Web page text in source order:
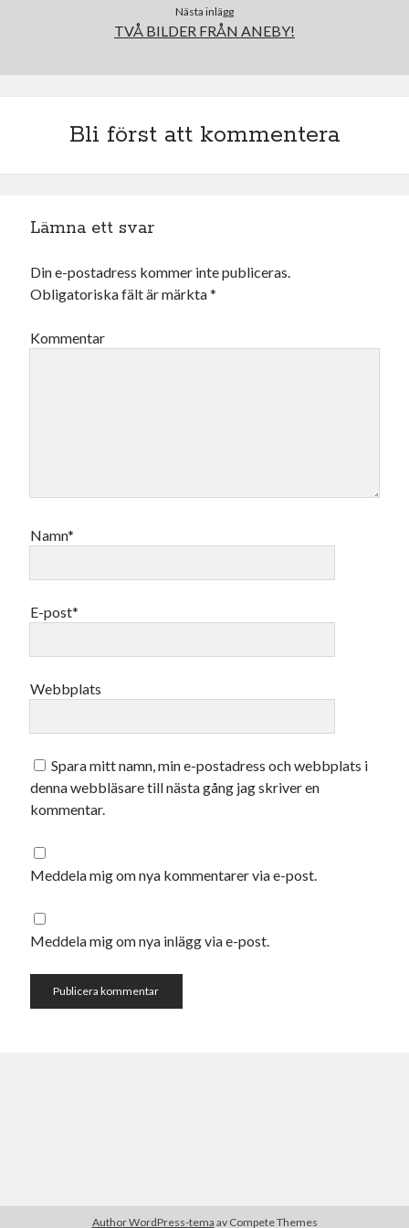
juni 2024
februari 2024
december 2023
november 2023
september 2023
december 2022
augusti 2022
juni 2022
maj 2022
januari 2022
december 2021
november 2021
september 2021
Logga in
Nästa inlägg
TVÅ BILDER FRÅN ANEBY!
Bli först att kommentera
Lämna ett svar
Din e-postadress kommer inte publiceras.
Obligatoriska fält är märkta*
Kommentar
Namn*
E-post*
Webbplats
Spara mitt namn, min e-postadress och webbplats i
denna webbläsare till nästa gång jag skriver en
kommentar.
Meddela mig om nya kommentarer via e-post.
Meddela mig om nya inlägg via e-post.
Author WordPress-tema av Compete Themes